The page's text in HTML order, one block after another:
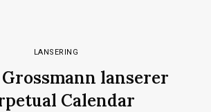
LANSERING
lanserer
Calendar